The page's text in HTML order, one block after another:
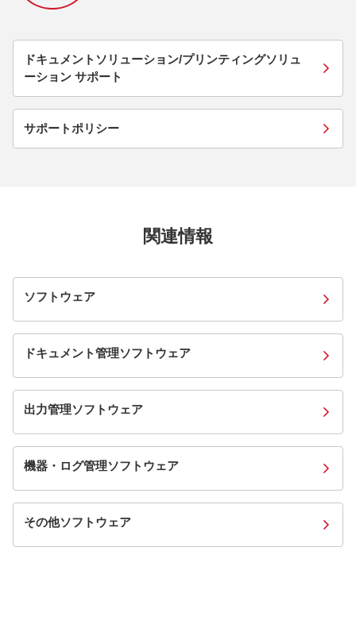
ドキュメントソリューション/プリンティングソリュ
ーション サポート
サポートポリシー
関連情報
ソフトウェア
ドキュメント管理ソフトウェア
出力管理ソフトウェア
機器・ログ管理ソフトウェア
その他ソフトウェア